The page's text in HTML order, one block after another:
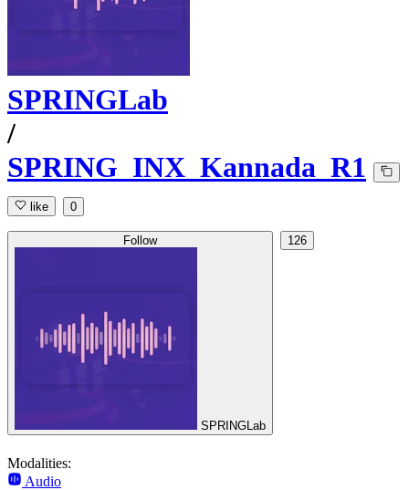
SPRINGLab
/
SPRING_INX_Kannada_R1
like 0
Follow
SPRINGLab
126
Modalities:
Audio